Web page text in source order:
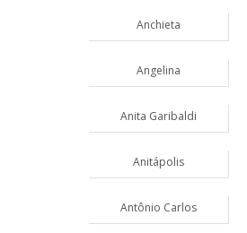
Anchieta
Angelina
Anita Garibaldi
Anitápolis
Antônio Carlos